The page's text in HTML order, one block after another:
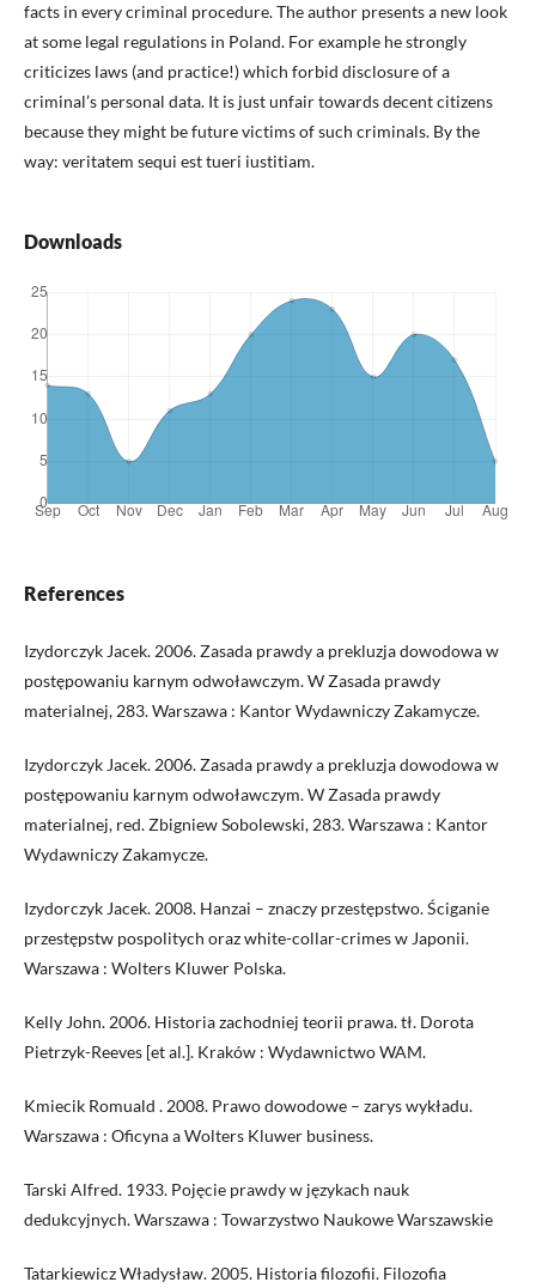
facts in every criminal procedure. The author presents a new look
at some legal regulations in Poland. For example he strongly
criticizes laws (and practice!) which forbid disclosure of a
criminal’s personal data. It is just unfair towards decent citizens
because they might be future victims of such criminals. By the
way: veritatem sequi est tueri iustitiam.
Downloads
References
Izydorczyk Jacek. 2006. Zasada prawdy a prekluzja dowodowa w
postępowaniu karnym odwoławczym. W Zasada prawdy
materialnej, 283. Warszawa : Kantor Wydawniczy Zakamycze.
Izydorczyk Jacek. 2006. Zasada prawdy a prekluzja dowodowa w
postępowaniu karnym odwoławczym. W Zasada prawdy
materialnej, red. Zbigniew Sobolewski, 283. Warszawa : Kantor
Wydawniczy Zakamycze.
Izydorczyk Jacek. 2008. Hanzai – znaczy przestępstwo. Ściganie
przestępstw pospolitych oraz white-collar-crimes w Japonii.
Warszawa : Wolters Kluwer Polska.
Kelly John. 2006. Historia zachodniej teorii prawa. tł. Dorota
Pietrzyk-Reeves [et al.]. Kraków : Wydawnictwo WAM.
Kmiecik Romuald . 2008. Prawo dowodowe – zarys wykładu.
Warszawa : Oficyna a Wolters Kluwer business.
Tarski Alfred. 1933. Pojęcie prawdy w językach nauk
dedukcyjnych. Warszawa : Towarzystwo Naukowe Warszawskie
Tatarkiewicz Władysław. 2005. Historia filozofii. Filozofia